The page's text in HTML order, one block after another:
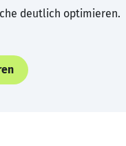
deutlich optimieren.